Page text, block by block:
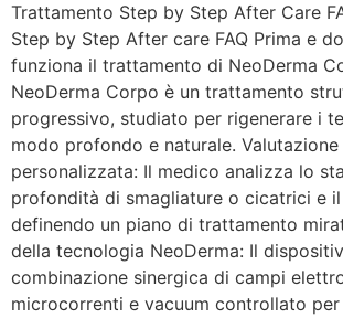
Trattamento Step by Step After Care
Step by Step After care FAQ Prima e
funziona il trattamento di NeoDerma
NeoDerma Corpo è un trattamento
progressivo, studiato per rigenerare i
modo profondo e naturale.
personalizzata: Il medico analizza lo
profondità di smagliature o cicatrici e
definendo un piano di trattamento
della tecnologia NeoDerma: Il
combinazione sinergica di campi
microcorrenti e vacuum controllato